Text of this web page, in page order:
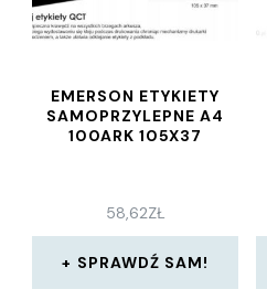
EMERSON ETYKIETY
SAMOPRZYLEPNE A4
100ARK 105X37
58,62ZŁ
SPRAWDŹ SAM!